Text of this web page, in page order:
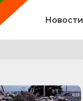
Новости